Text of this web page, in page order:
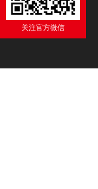
关注官方微信